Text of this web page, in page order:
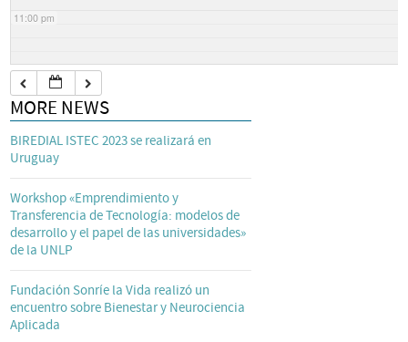
11:00 pm
MORE NEWS
BIREDIAL ISTEC 2023 se realizará en
Uruguay
Workshop «Emprendimiento y
Transferencia de Tecnología: modelos de
desarrollo y el papel de las universidades»
de la UNLP
Fundación Sonríe la Vida realizó un
encuentro sobre Bienestar y Neurociencia
Aplicada